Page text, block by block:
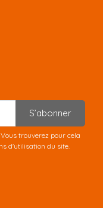
S’abonner
trouverez pour cela
d'utilisation du site.